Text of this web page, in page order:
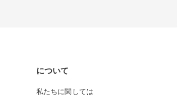
について
私たちに関しては